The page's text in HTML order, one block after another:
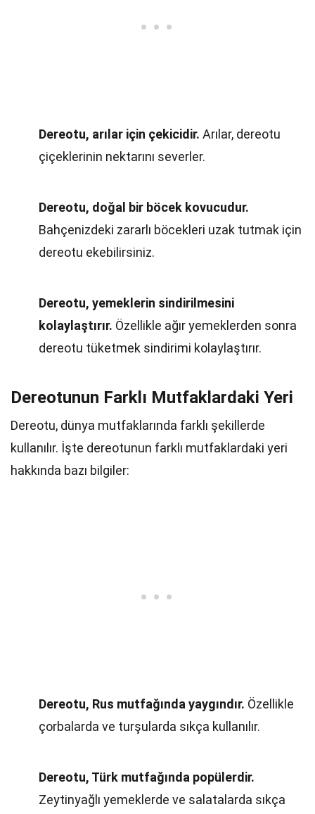
Dereotu, arılar için çekicidir. Arılar, dereotu
çiçeklerinin nektarını severler.
Dereotu, doğal bir böcek kovucudur.
Bahçenizdeki zararlı böcekleri uzak tutmak için
dereotu ekebilirsiniz.
Dereotu, yemeklerin sindirilmesini
kolaylaştırır. Özellikle ağır yemeklerden sonra
dereotu tüketmek sindirimi kolaylaştırır.
Dereotunun Farklı Mutfaklardaki Yeri
Dereotu, dünya mutfaklarında farklı şekillerde
kullanılır. İşte dereotunun farklı mutfaklardaki yeri
hakkında bazı bilgiler:
Dereotu, Rus mutfağında yaygındır. Özellikle
çorbalarda ve turşularda sıkça kullanılır.
Dereotu, Türk mutfağında popülerdir.
Zeytinyağlı yemeklerde ve salatalarda sıkça